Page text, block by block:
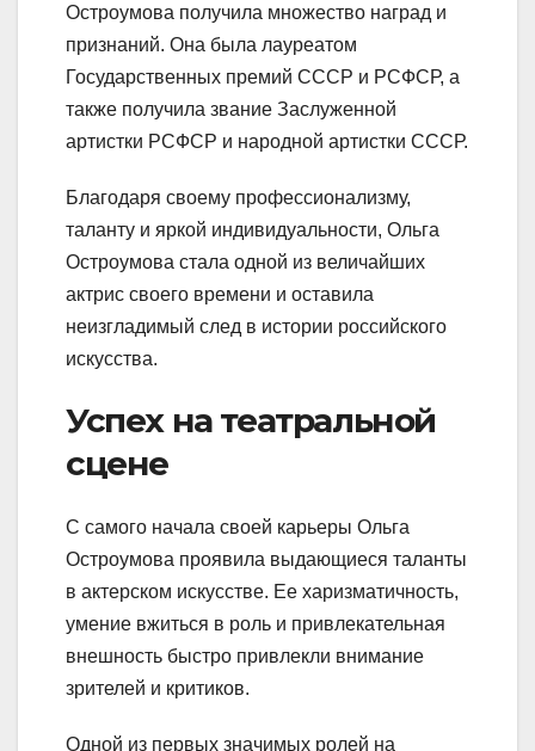
Остроумова получила множество наград и
признаний. Она была лауреатом
Государственных премий СССР и РСФСР, а
также получила звание Заслуженной
артистки РСФСР и народной артистки СССР.
Благодаря своему профессионализму,
таланту и яркой индивидуальности, Ольга
Остроумова стала одной из величайших
актрис своего времени и оставила
неизгладимый след в истории российского
искусства.
Успех на театральной
сцене
С самого начала своей карьеры Ольга
Остроумова проявила выдающиеся таланты
в актерском искусстве. Ее харизматичность,
умение вжиться в роль и привлекательная
внешность быстро привлекли внимание
зрителей и критиков.
Одной из первых значимых ролей на